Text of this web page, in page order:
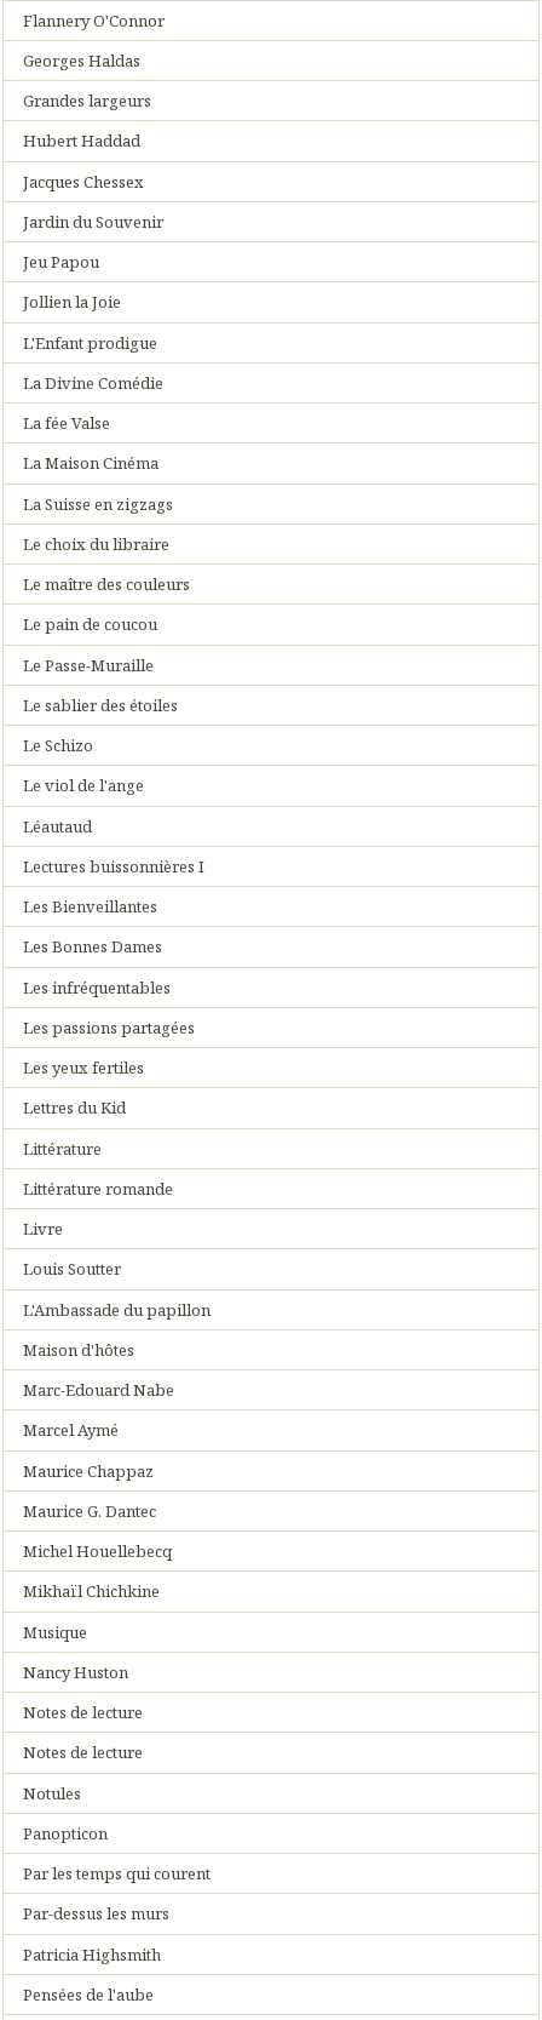
Flannery O'Connor
Georges Haldas
Grandes largeurs
Hubert Haddad
Jacques Chessex
Jardin du Souvenir
Jeu Papou
Jollien la Joie
L'Enfant prodigue
La Divine Comédie
La fée Valse
La Maison Cinéma
La Suisse en zigzags
Le choix du libraire
Le maître des couleurs
Le pain de coucou
Le Passe-Muraille
Le sablier des étoiles
Le Schizo
Le viol de l'ange
Léautaud
Lectures buissonnières I
Les Bienveillantes
Les Bonnes Dames
Les infréquentables
Les passions partagées
Les yeux fertiles
Lettres du Kid
Littérature
Littérature romande
Livre
Louis Soutter
L'Ambassade du papillon
Maison d'hôtes
Marc-Edouard Nabe
Marcel Aymé
Maurice Chappaz
Maurice G. Dantec
Michel Houellebecq
Mikhaïl Chichkine
Musique
Nancy Huston
Notes de lecture
Notes de lecture
Notules
Panopticon
Par les temps qui courent
Par-dessus les murs
Patricia Highsmith
Pensées de l'aube